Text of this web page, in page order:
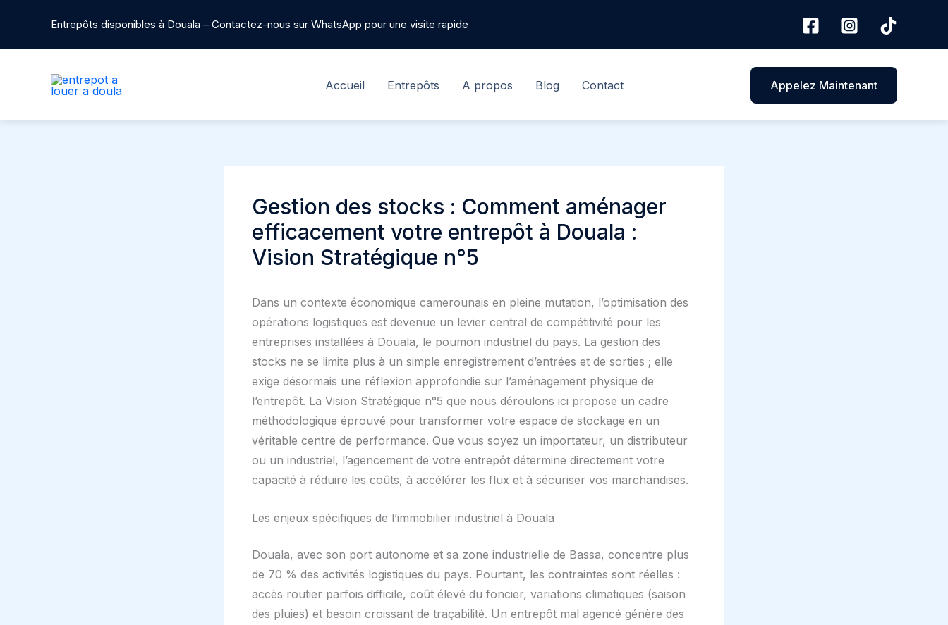
contenu
Entrepôts disponibles à Douala – Contactez-nous sur WhatsApp pour une visite rapide
Accueil Entrepôts A propos Blog Contact Appelez Maintenant
Gestion des stocks : Comment aménager
efficacement votre entrepôt à Douala :
Vision Stratégique n°5
Dans un contexte économique camerounais en pleine mutation, l’optimisation des
opérations logistiques est devenue un levier central de compétitivité pour les
entreprises installées à Douala, le poumon industriel du pays. La gestion des
stocks ne se limite plus à un simple enregistrement d’entrées et de sorties ; elle
exige désormais une réflexion approfondie sur l’aménagement physique de
l’entrepôt. La Vision Stratégique n°5 que nous déroulons ici propose un cadre
méthodologique éprouvé pour transformer votre espace de stockage en un
véritable centre de performance. Que vous soyez un importateur, un distributeur
ou un industriel, l’agencement de votre entrepôt détermine directement votre
capacité à réduire les coûts, à accélérer les flux et à sécuriser vos marchandises.
Les enjeux spécifiques de l’immobilier industriel à Douala
Douala, avec son port autonome et sa zone industrielle de Bassa, concentre plus
de 70 % des activités logistiques du pays. Pourtant, les contraintes sont réelles :
accès routier parfois difficile, coût élevé du foncier, variations climatiques (saison
des pluies) et besoin croissant de traçabilité. Un entrepôt mal agencé génère des